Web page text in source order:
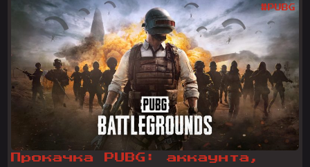
Прокачка PUBG: аккаунта,
#PUBG